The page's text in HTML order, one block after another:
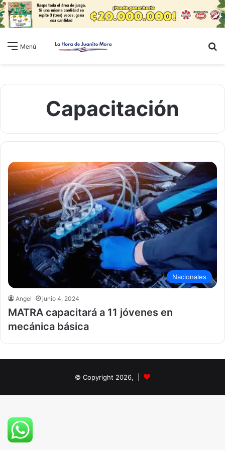
Menú
Capacitación
Nacionales
Angel junio 4, 2024
MATRA capacitará a 11 jóvenes en
mecánica básica
© Copyright 2026, |